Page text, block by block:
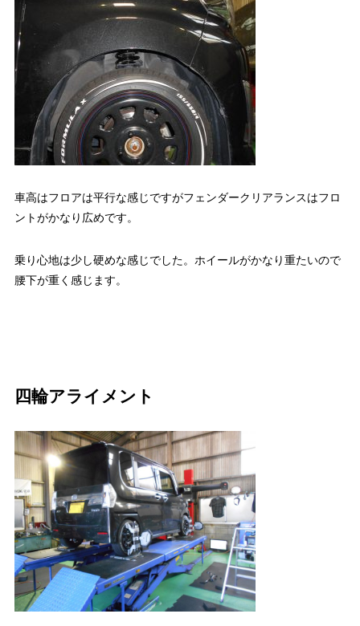
車高はフロアは平行な感じですがフェンダークリアランスはフロ
ントがかなり広めです。
乗り心地は少し硬めな感じでした。ホイールがかなり重たいので
腰下が重く感じます。
四輪アライメント